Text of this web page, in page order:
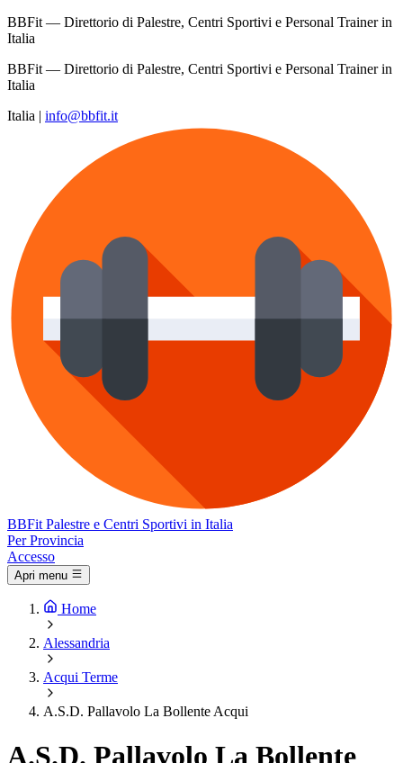
BBFit — Direttorio di Palestre, Centri Sportivi e Personal Trainer in
Italia
BBFit — Direttorio di Palestre, Centri Sportivi e Personal Trainer in
Italia
Italia | info@bbfit.it
BBFit Palestre e Centri Sportivi in Italia
Per Provincia
Accesso
Apri menu
Home
Alessandria
Acqui Terme
A.S.D. Pallavolo La Bollente Acqui
A.S.D. Pallavolo La Bollente